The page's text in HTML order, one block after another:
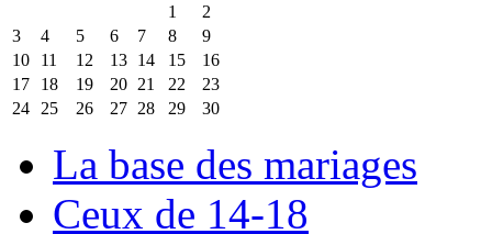
1
2
3
4 5 6 7 8
9
10
11 12 13 14 15
16
17
18 19 20 21 22
23
24
25 26 27 28 29 30
La base des mariages
Ceux de 14-18